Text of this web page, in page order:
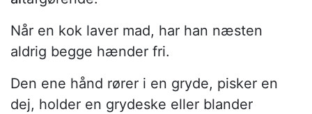
Når en kok laver mad, har han næsten
aldrig begge hænder fri.
Den ene hånd rører i en gryde, pisker en
dej, holder en grydeske eller blander